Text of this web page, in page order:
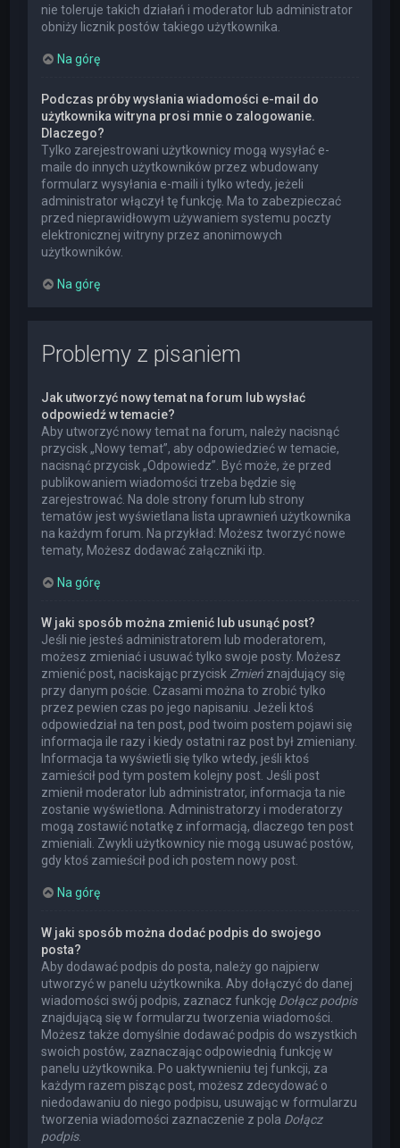
nie toleruje takich działań i moderator lub administrator
obniży licznik postów takiego użytkownika.
Na górę
Podczas próby wysłania wiadomości e-mail do
użytkownika witryna prosi mnie o zalogowanie.
Dlaczego?
Tylko zarejestrowani użytkownicy mogą wysyłać e-
maile do innych użytkowników przez wbudowany
formularz wysyłania e-maili i tylko wtedy, jeżeli
administrator włączył tę funkcję. Ma to zabezpieczać
przed nieprawidłowym używaniem systemu poczty
elektronicznej witryny przez anonimowych
użytkowników.
Na górę
Problemy z pisaniem
Jak utworzyć nowy temat na forum lub wysłać
odpowiedź w temacie?
Aby utworzyć nowy temat na forum, należy nacisnąć
przycisk „Nowy temat”, aby odpowiedzieć w temacie,
nacisnąć przycisk „Odpowiedz”. Być może, że przed
publikowaniem wiadomości trzeba będzie się
zarejestrować. Na dole strony forum lub strony
tematów jest wyświetlana lista uprawnień użytkownika
na każdym forum. Na przykład: Możesz tworzyć nowe
tematy, Możesz dodawać załączniki itp.
Na górę
W jaki sposób można zmienić lub usunąć post?
Jeśli nie jesteś administratorem lub moderatorem,
możesz zmieniać i usuwać tylko swoje posty. Możesz
zmienić post, naciskając przycisk Zmień znajdujący się
przy danym poście. Czasami można to zrobić tylko
przez pewien czas po jego napisaniu. Jeżeli ktoś
odpowiedział na ten post, pod twoim postem pojawi się
informacja ile razy i kiedy ostatni raz post był zmieniany.
Informacja ta wyświetli się tylko wtedy, jeśli ktoś
zamieścił pod tym postem kolejny post. Jeśli post
zmienił moderator lub administrator, informacja ta nie
zostanie wyświetlona. Administratorzy i moderatorzy
mogą zostawić notatkę z informacją, dlaczego ten post
zmieniali. Zwykli użytkownicy nie mogą usuwać postów,
gdy ktoś zamieścił pod ich postem nowy post.
Na górę
W jaki sposób można dodać podpis do swojego
posta?
Aby dodawać podpis do posta, należy go najpierw
utworzyć w panelu użytkownika. Aby dołączyć do danej
wiadomości swój podpis, zaznacz funkcję Dołącz podpis
znajdującą się w formularzu tworzenia wiadomości.
Możesz także domyślnie dodawać podpis do wszystkich
swoich postów, zaznaczając odpowiednią funkcję w
panelu użytkownika. Po uaktywnieniu tej funkcji, za
każdym razem pisząc post, możesz zdecydować o
niedodawaniu do niego podpisu, usuwając w formularzu
tworzenia wiadomości zaznaczenie z pola Dołącz
podpis.